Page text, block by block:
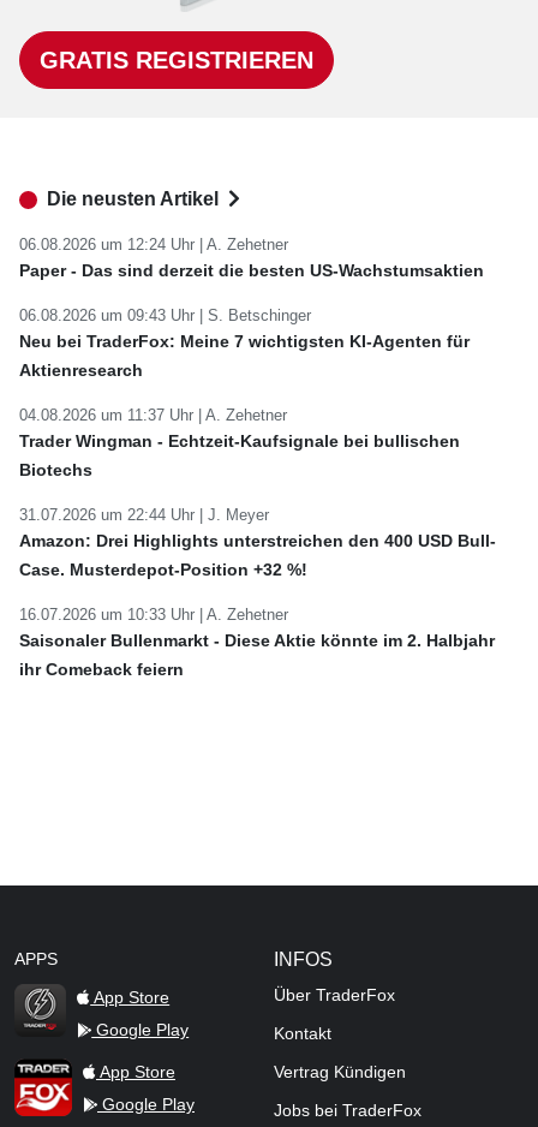
GRATIS REGISTRIEREN
Die neusten Artikel
06.08.2026 um 12:24 Uhr | A. Zehetner
Paper - Das sind derzeit die besten US-Wachstumsaktien
06.08.2026 um 09:43 Uhr | S. Betschinger
Neu bei TraderFox: Meine 7 wichtigsten KI-Agenten für
Aktienresearch
04.08.2026 um 11:37 Uhr | A. Zehetner
Trader Wingman - Echtzeit-Kaufsignale bei bullischen
Biotechs
31.07.2026 um 22:44 Uhr | J. Meyer
Amazon: Drei Highlights unterstreichen den 400 USD Bull-
Case. Musterdepot-Position +32 %!
16.07.2026 um 10:33 Uhr | A. Zehetner
Saisonaler Bullenmarkt - Diese Aktie könnte im 2. Halbjahr
ihr Comeback feiern
APPS
TraderFox Flash
App Store
Google Play
TraderFox AppApp Store
Google Play
INFOS
Über TraderFox
Kontakt
Vertrag Kündigen
Jobs bei TraderFox